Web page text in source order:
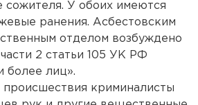
сожителя. У обоих имеются
ранения. Асбестовским
отделом возбуждено
2 статьи 105 УК РФ
более лиц».
происшествия криминалисты